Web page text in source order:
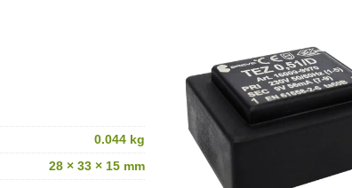
0.044 kg
28 × 33 × 15 mm